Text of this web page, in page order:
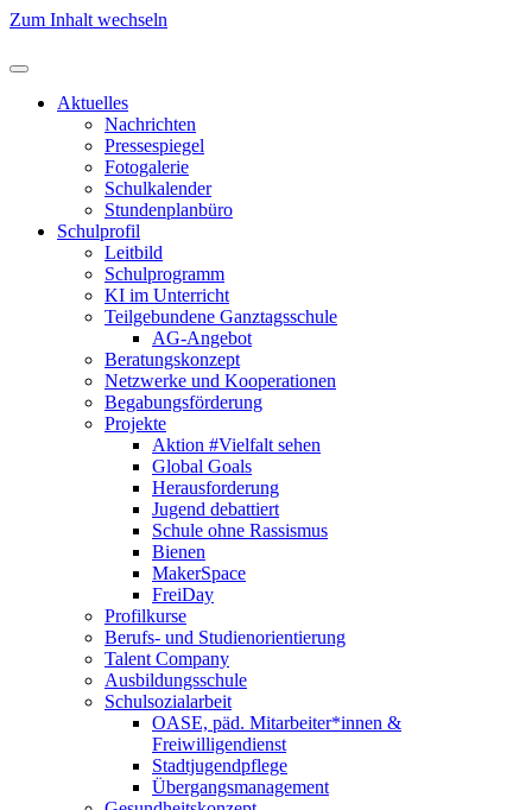
Zum Inhalt wechseln
Aktuelles
Nachrichten
Pressespiegel
Fotogalerie
Schulkalender
Stundenplanbüro
Schulprofil
Leitbild
Schulprogramm
KI im Unterricht
Teilgebundene Ganztagsschule
AG-Angebot
Beratungskonzept
Netzwerke und Kooperationen
Begabungsförderung
Projekte
Aktion #Vielfalt sehen
Global Goals
Herausforderung
Jugend debattiert
Schule ohne Rassismus
Bienen
MakerSpace
FreiDay
Profilkurse
Berufs- und Studienorientierung
Talent Company
Ausbildungsschule
Schulsozialarbeit
OASE, päd. Mitarbeiter*innen &
Freiwilligendienst
Stadtjugendpflege
Übergangsmanagement